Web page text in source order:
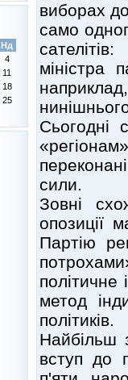
Нд
4
11
18
25
виборах
само
міністра
Сьогодні
сили.
Зовні
опозиції
Партію
політичне
метод
політиків.
Найбільш
вступ до